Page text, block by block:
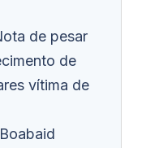
de pesar
de
vítima de